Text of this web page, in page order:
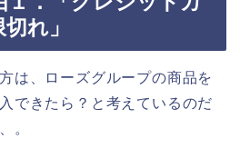
れ」
は、ローズグループの商品を
できたら？と考えているのだ
。